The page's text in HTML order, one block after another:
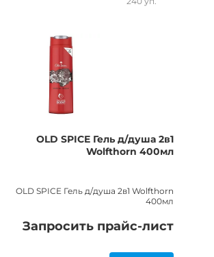
OLD SPICE Гель д/душа 2в1
Wolfthorn 400мл
OLD SPICE Гель д/душа 2в1 Wolfthorn
400мл
Запросить прайс-лист